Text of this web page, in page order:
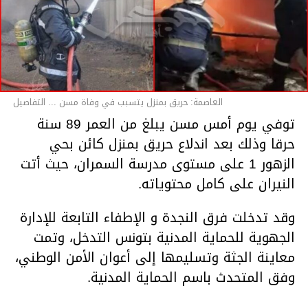
العاصمة: حريق بمنزل يتسبب في وفاة مسن ... التفاصيل
توفي يوم أمس مسن يبلغ من العمر 89 سنة
حرقا وذلك بعد اندلاع حريق بمنزل كائن بحي
الزهور 1 على مستوى مدرسة السمران، حيث أتت
النيران على كامل محتوياته.
وقد تدخلت فرق النجدة و الإطفاء التابعة للإدارة
الجهوية للحماية المدنية بتونس التدخل، وتمت
معاينة الجثة وتسليمها إلى أعوان الأمن الوطني،
وفق المتحدث باسم الحماية المدنية.